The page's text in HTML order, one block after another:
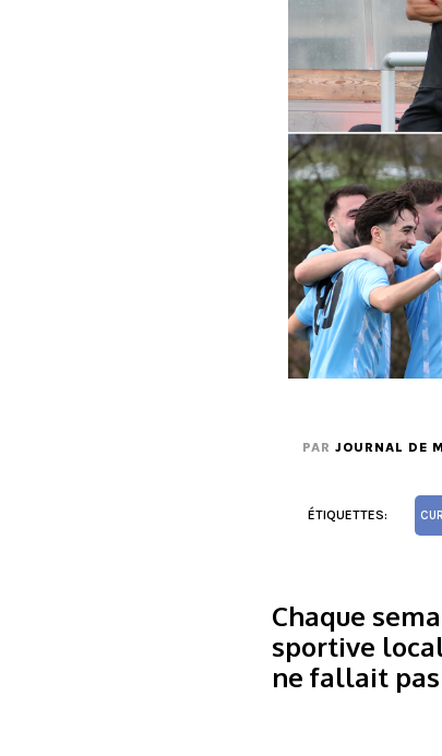
PAR JOURNAL DE
ÉTIQUETTES:
Chaque
sportive
ne fallait pas